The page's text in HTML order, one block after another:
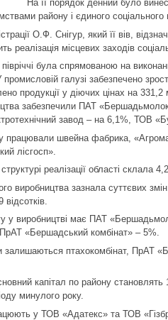
На її порядок денний було
району і єдиного соціального
О.Ф. Снігур, який її вів,
реалізація місцевих заходів
була спрямованою на
галузі забезпечено
продукції у діючих цінах на
забезпечили ПАТ
завод – на 6,1%, ТОВ
працювали швейна фабрика,
лісгосп».
реалізації області склала
виробництва зазнала суттєвих
у виробництві має ПАТ
«Бершадський комбінат» – 5%.
залишаються птахокомбінат, ПрАТ
капітал по району
минулого року.
у ТОВ «Адатекс» та ТОВ